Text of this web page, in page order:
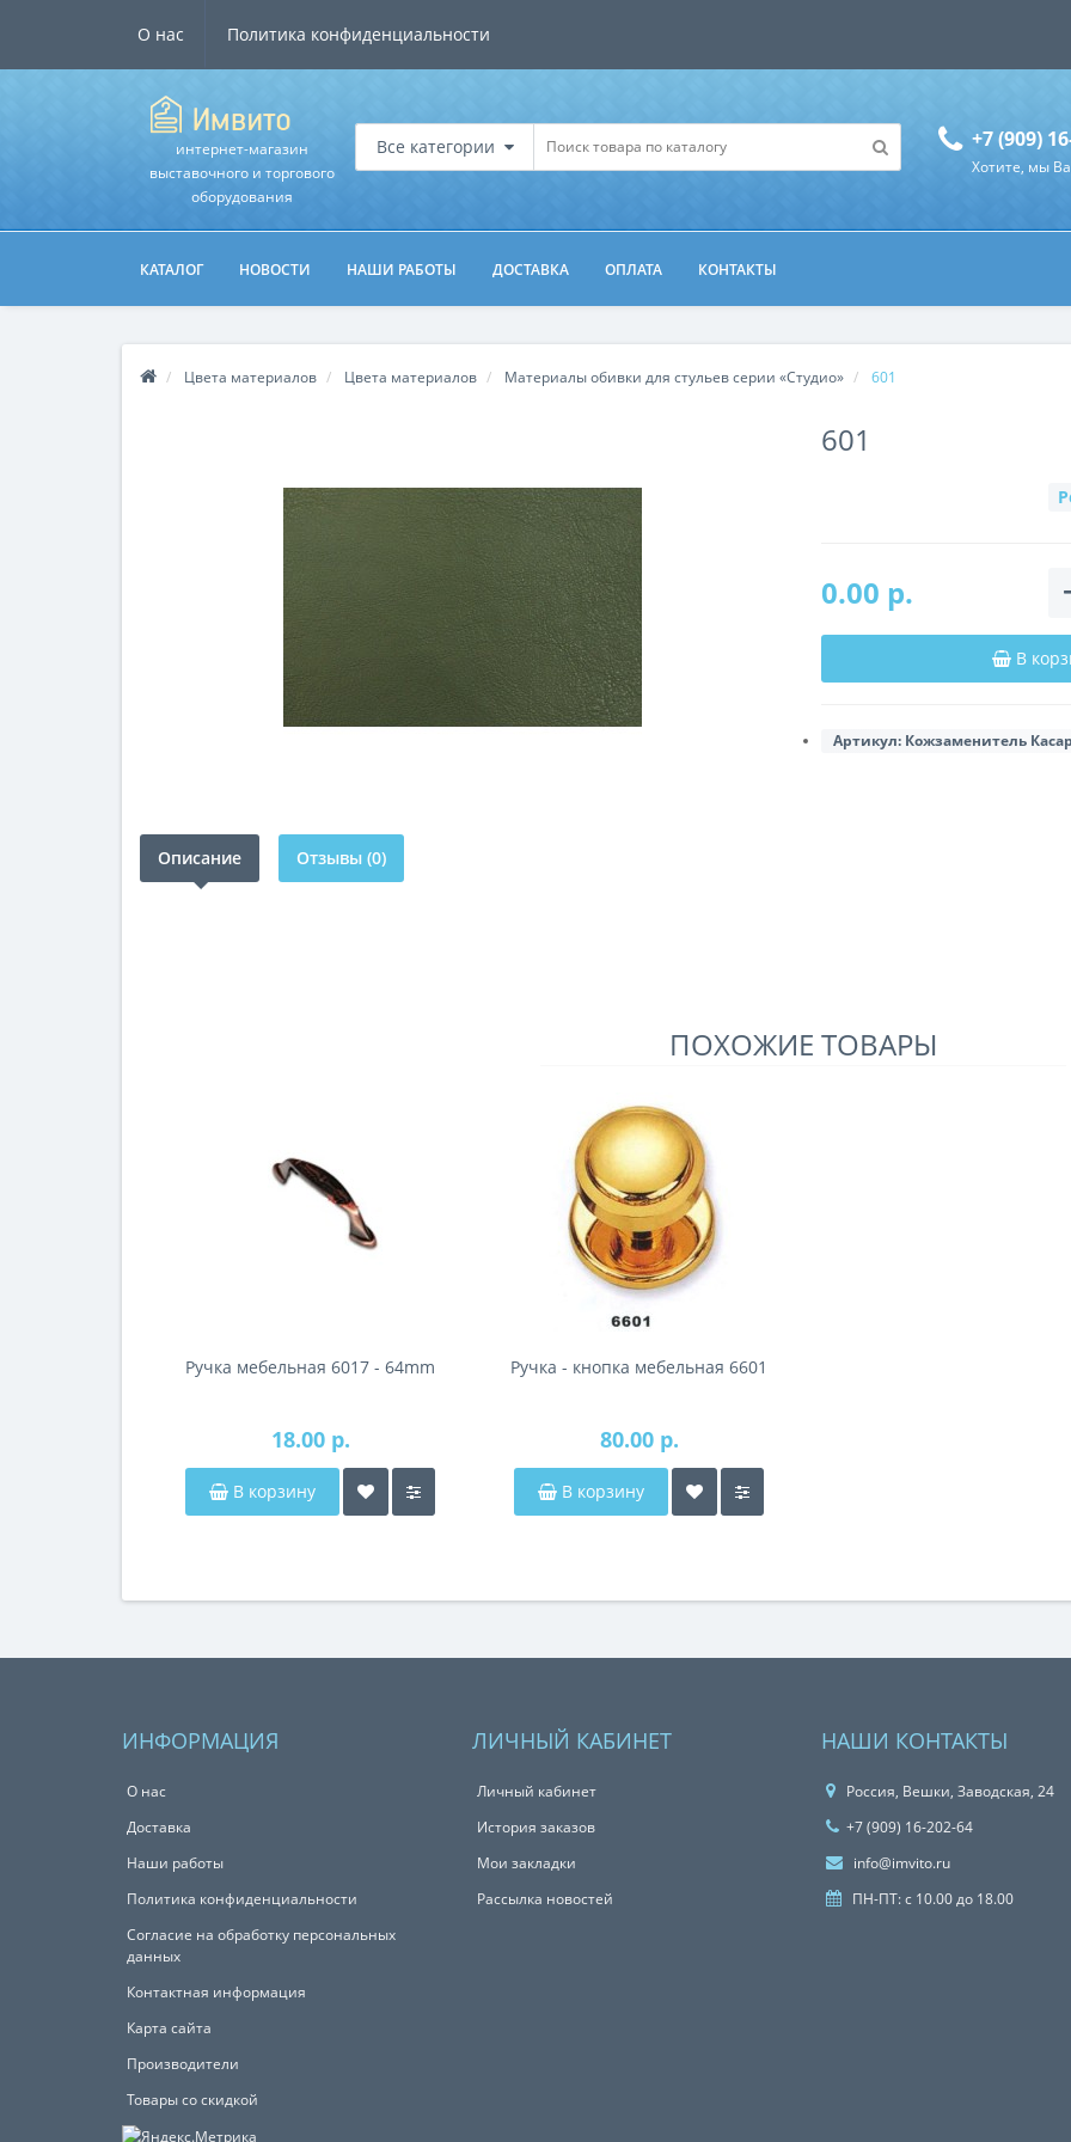
О нас Политика конфиденциальности
интернет-магазин
выставочного и торгового
оборудования
Все категории +7 (909)
Хотите, мы
КАТАЛОГ НОВОСТИ НАШИ РАБОТЫ ДОСТАВКА ОПЛАТА КОНТАКТЫ
Цвета материалов Цвета материалов Материалы обивки для стульев серии «Студио» 601
601
0.00 р.
В
Артикул: Кожзаменитель Касар
Описание Отзывы (0)
ПОХОЖИЕ ТОВАРЫ
Ручка мебельная 6017 - 64mm
18.00 р.
В корзину
Ручка - кнопка мебельная 6601
80.00 р.
В корзину
ИНФОРМАЦИЯ
О нас
Доставка
Наши работы
Политика конфиденциальности
Согласие на обработку персональных
данных
Контактная информация
Карта сайта
Производители
Товары со скидкой
ЛИЧНЫЙ КАБИНЕТ
Личный кабинет
История заказов
Мои закладки
Рассылка новостей
НАШИ КОНТАКТЫ
Россия, Вешки, Заводская, 24
+7 (909) 16-202-64
info@imvito.ru
ПН-ПТ: с 10.00 до 18.00